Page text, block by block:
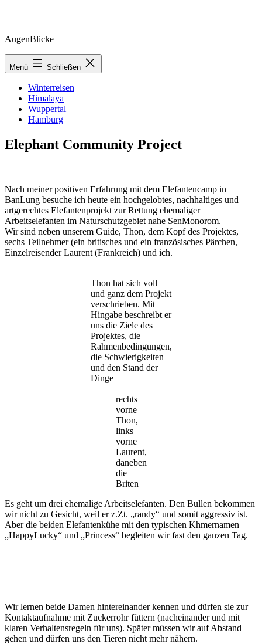
Zum
springen
AugenBlicke
Menü Schließen
Winterreisen
Himalaya
Wuppertal
Hamburg
Elephant Community Project
Nach meiner positiven Erfahrung mit dem Elefantencamp in
BanLung besuche ich heute ein hochgelobtes, nachhaltiges und
artgerechtes Elefantenprojekt zur Rettung ehemaliger
Arbeitselefanten im Naturschutzgebiet nahe SenMonorom.
Wir sind neben unserem Guide, Thon, dem Kopf des Projektes,
sechs Teilnehmer (ein britisches und ein französisches Pärchen,
Einzelreisender Laurent (Frankreich) und ich.
Thon hat sich voll
und ganz dem Projekt
verschrieben. Mit
Hingabe beschreibt er
uns die Ziele des
Projektes, die
Rahmenbedingungen,
die Schwierigkeiten
und den Stand der
Dinge
rechts
vorne
Thon,
links
vorne
Laurent,
daneben
die
Briten
Es geht um drei ehemalige Arbeitselefanten. Den Bullen bekommen
wir nicht zu Gesicht, weil er z.Zt. „randy“ und somit aggressiv ist.
Aber die beiden Elefantenkühe mit den typischen Khmernamen
„HappyLucky“ und „Princess“ begleiten wir fast den ganzen Tag.
Wir lernen beide Damen hintereinander kennen und dürfen sie zur
Kontaktaufnahme mit Zuckerrohr füttern (nacheinander und mit
klaren Verhaltensregeln für uns). Später müssen wir auf Abstand
gehen und dürfen uns den Tieren nicht mehr nähern.